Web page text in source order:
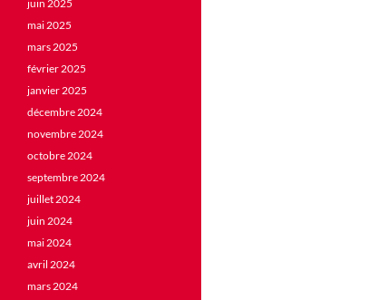
juin 2025
mai 2025
mars 2025
février 2025
janvier 2025
décembre 2024
novembre 2024
octobre 2024
septembre 2024
juillet 2024
juin 2024
mai 2024
avril 2024
mars 2024